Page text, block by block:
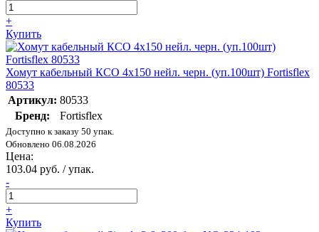
+
Купить
Хомут кабельный КСО 4х150 нейл. черн. (уп.100шт) Fortisflex
80533
Артикул: 80533
Бренд:
Fortisflex
Доступно к заказу 50 упак.
Обновлено 06.08.2026
Цена:
103.04 руб. / упак.
-
+
Купить